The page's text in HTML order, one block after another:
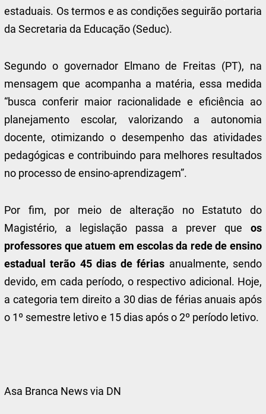
estaduais. Os termos e as condições seguirão portaria
da Secretaria da Educação (Seduc).
Segundo o governador Elmano de Freitas (PT), na
mensagem que acompanha a matéria, essa medida
“busca conferir maior racionalidade e eficiência ao
planejamento escolar, valorizando a autonomia
docente, otimizando o desempenho das atividades
pedagógicas e contribuindo para melhores resultados
no processo de ensino-aprendizagem”.
Por fim, por meio de alteração no Estatuto do
Magistério, a legislação passa a prever que os
professores que atuem em escolas da rede de ensino
estadual terão 45 dias de férias anualmente, sendo
devido, em cada período, o respectivo adicional. Hoje,
a categoria tem direito a 30 dias de férias anuais após
o 1º semestre letivo e 15 dias após o 2º período letivo.
Asa Branca News via DN